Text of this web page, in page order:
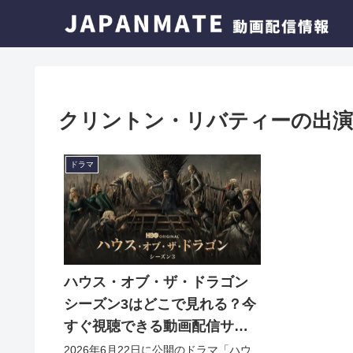
クリントン・リバティーの出
ドラマ
ハウス・オブ・ザ・ドラゴン
シーズン3はどこで見れる？今
すぐ視聴できる動画配信サー
ビスを紹介！
2026年6月22日に公開のドラマ「ハウ